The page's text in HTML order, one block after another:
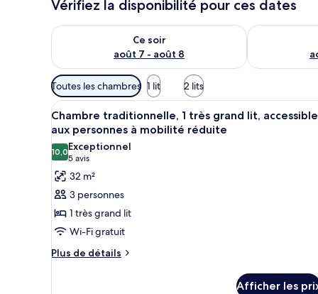
Vérifiez la disponibilité pour ces dates
Ce soir
août 7 - août 8
Vérifier la disponibilité pour ce soir août 7 - août 8
Vérifier la
Filtres
disponibles
pour
les
chambres
Toutes les chambres 1 lit 2 lits
Afficher
toutes
les
photos
pour
ce
type
de
chambre :
Chambre
Une chambre d’hôtel avec
4
Chambre traditionnelle, 1 très grand lit, accessible
aux personnes à mobilité réduite
10,010,0 sur 10
Exceptionnel
5 avis
(5 avis)
32 m²
3 personnes
1 très grand lit
Wi-Fi gratuit
Plus de détails
Plus
Afficher les